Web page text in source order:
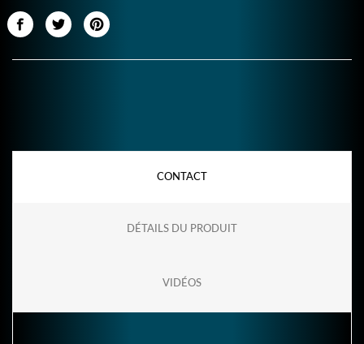
CONTACT
DÉTAILS DU PRODUIT
VIDÉOS